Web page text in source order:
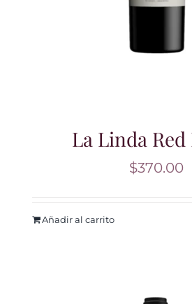
La Linda Red
$370.00
Añadir al carrito